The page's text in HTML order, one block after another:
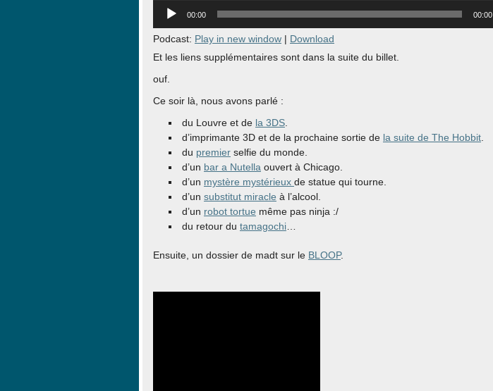
Lecteur
audio
00:00 00:00
Podcast: Play in new window | Download
Et les liens supplémentaires sont dans la suite du billet.
ouf.
Ce soir là, nous avons parlé :
du Louvre et de la 3DS.
d’imprimante 3D et de la prochaine sortie de la suite de The Hobbit.
du premierselfie du monde.
d’un bar a Nutella ouvert à Chicago.
d’un mystère mystérieux de statue qui tourne.
d’un substitut miracle à l’alcool.
d’un robot tortue même pas ninja :/
du retour du tamagochi…
Ensuite, un dossier de madt sur le BLOOP.